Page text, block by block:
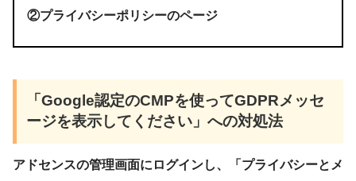
②プライバシーポリシーのページ
「Google認定のCMPを使ってGDPRメッセ
ージを表示してください」への対処法
アドセンスの管理画面にログインし、「プライバシーとメ